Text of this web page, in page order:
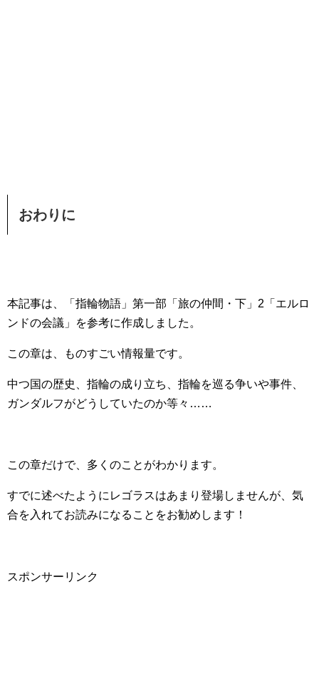
おわりに
本記事は、「指輪物語」第一部「旅の仲間・下」2「エルロ
ンドの会議」を参考に作成しました。
この章は、ものすごい情報量です。
中つ国の歴史、指輪の成り立ち、指輪を巡る争いや事件、
ガンダルフがどうしていたのか等々……
この章だけで、多くのことがわかります。
すでに述べたようにレゴラスはあまり登場しませんが、気
合を入れてお読みになることをお勧めします！
スポンサーリンク